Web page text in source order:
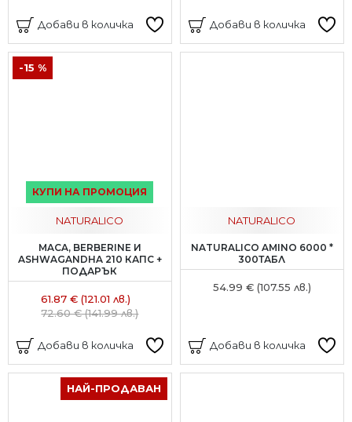
Добави в количка Добави в количка
КУПИ НА ПРОМОЦИЯ
-15 %
NATURALICO
MACA, BERBERINE И
ASHWAGANDHA 210 КАПС +
ПОДАРЪК
61.87 € (121.01 лв.)
72.60 € (141.99 лв.)
Добави в количка
NATURALICO
NATURALICO AMINO 6000 *
300ТАБЛ
54.99 € (107.55 лв.)
Добави в количка
НАЙ-ПРОДАВАН